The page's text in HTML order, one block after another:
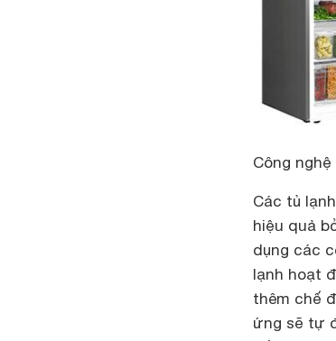
Công
Các tủ
hiệu quả
dụng các
lạnh hoạt
thêm chế
ứng sẽ tự